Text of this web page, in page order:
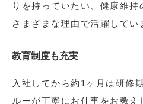
りを持っていたい、健康維
さまざまな理由で活躍してい
教育制度も充実
入社してから約1ヶ月は研修
ルーが丁寧にお仕事をお教え